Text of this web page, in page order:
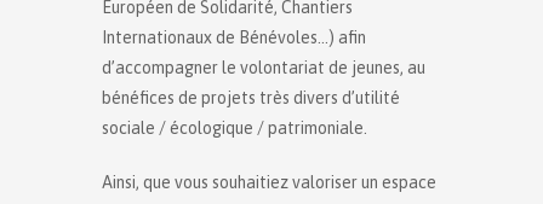
Européen de Solidarité, Chantiers
Internationaux de Bénévoles…) afin
d’accompagner le volontariat de jeunes, au
bénéfices de projets très divers d’utilité
sociale / écologique / patrimoniale.
Ainsi, que vous souhaitiez valoriser un espace